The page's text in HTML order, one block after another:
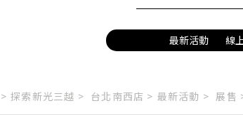
最新活動 線
探索新光三越 > 台北南西店 > 最新活動 > 展售